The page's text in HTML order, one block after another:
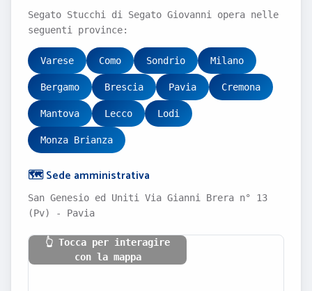
Segato Stucchi di Segato Giovanni opera nelle
seguenti province:
Varese Como Sondrio Milano
Bergamo Brescia Pavia Cremona
Mantova Lecco Lodi
Monza Brianza
🗺️ Sede amministrativa
San Genesio ed Uniti Via Gianni Brera n° 13
(Pv) - Pavia
👆 Tocca per interagire
con la mappa